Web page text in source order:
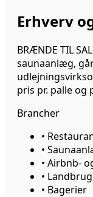
Erhverv
BRÆNDE TIL
saunaanlæg,
pris pr. palle og
Brancher
•
•
• Airbnb-
•
• Bagerier